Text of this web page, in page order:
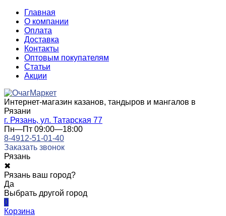
Главная
О компании
Оплата
Доставка
Контакты
Оптовым покупателям
Статьи
Акции
Интернет-магазин казанов, тандыров и мангалов в
Рязани
г. Рязань, ул. Татарская 77
Пн—Пт 09:00—18:00
8-4912-51-01-40
Заказать звонок
Рязань
✖
Рязань ваш город?
Да
Выбрать другой город
0
Корзина